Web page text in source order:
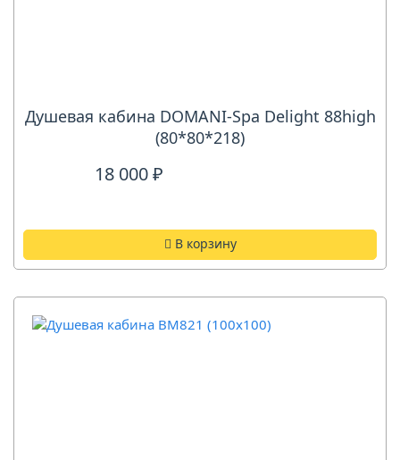
Душевая кабина DOMANI-Spa Delight 88high
(80*80*218)
18 000 ₽
В корзину